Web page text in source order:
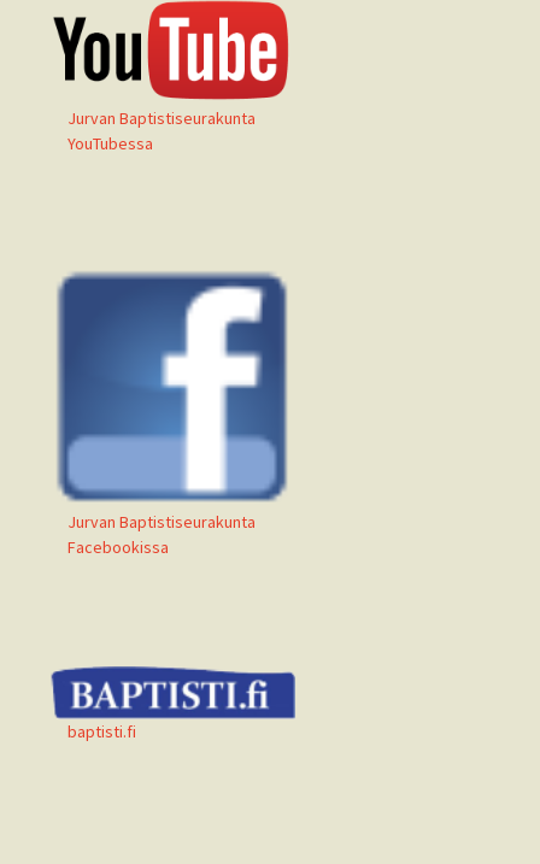
Jurvan Baptistiseurakunta
YouTubessa
Jurvan Baptistiseurakunta
Facebookissa
baptisti.fi